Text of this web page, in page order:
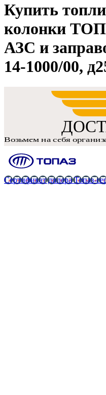
Купить
колонки
АЗС и
14-1000/00,
Сертификат дилера Топаз-